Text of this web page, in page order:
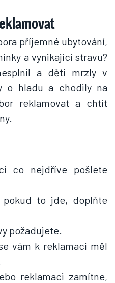
příjemné ubytování,
a vynikající stravu?
a děti mrzly v
o hladu a chodily na
reklamovat a chtít
co nejdříve pošlete
to jde, doplňte
požadujete.
vám k reklamaci měl
reklamaci zamítne,